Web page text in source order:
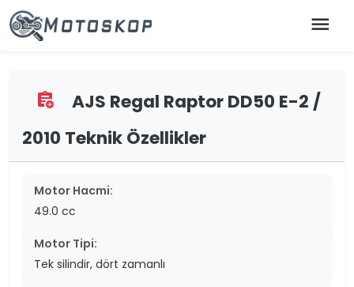
menu
assignment_add
AJS Regal Raptor DD50 E-2 /
2010 Teknik Özellikler
Motor Hacmi:
49.0 cc
Motor Tipi:
Tek silindir, dört zamanlı